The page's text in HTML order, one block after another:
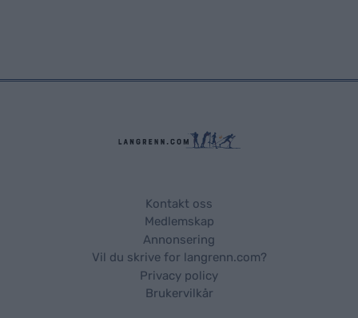
Kontakt oss
Medlemskap
Annonsering
Vil du skrive for langrenn.com?
Privacy policy
Brukervilkår